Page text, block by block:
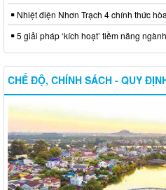
Nhiệt điện Nhơn Trạch 4 chính thức
5 giải pháp ‘kích hoạt’ tiềm năng
CHẾ ĐỘ, CHÍNH SÁCH - QUY